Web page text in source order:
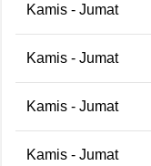
Kamis - Jumat
Kamis - Jumat
Kamis - Jumat
Kamis - Jumat